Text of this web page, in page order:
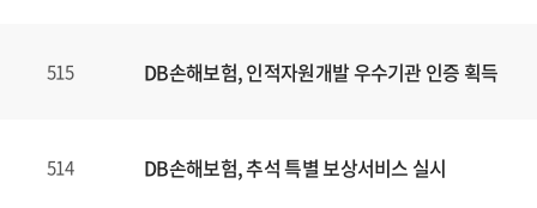
515 DB손해보험, 인적자원개발 우수기관 인증 획득
514 DB손해보험, 추석 특별 보상서비스 실시